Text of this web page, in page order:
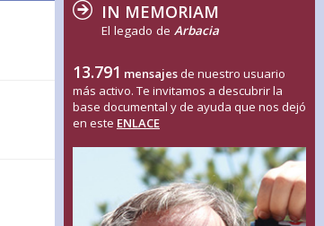
IN MEMORIAM
El legado de Arbacia
13.791 mensajes de nuestro usuario
más activo. Te invitamos a descubrir la
base documental y de ayuda que nos dejó
en este ENLACE